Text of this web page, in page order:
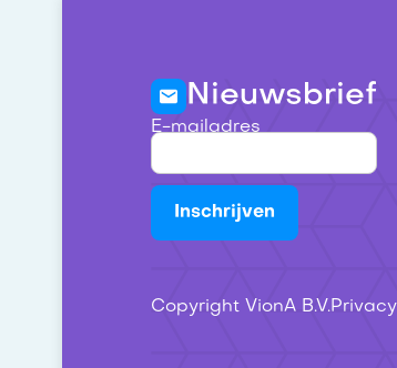
Nieuwsbrief
E-mailadres
Copyright VionA B.V.